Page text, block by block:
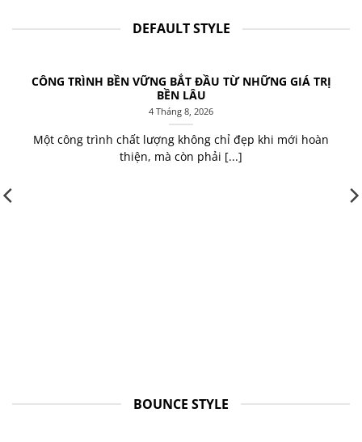
DEFAULT STYLE
CÔNG TRÌNH BỀN VỮNG BẮT ĐẦU TỪ NHỮNG GIÁ TRỊ
BỀN LÂU
4 Tháng 8, 2026
Một công trình chất lượng không chỉ đẹp khi mới hoàn
thiện, mà còn phải [...]
BOUNCE STYLE